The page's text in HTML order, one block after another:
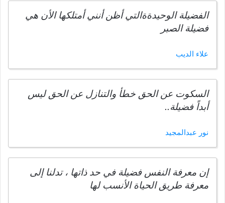
الفضيلة الوحيدةةالتي أظن أنني أمتلكها الأن هي
فضيلة الصبر
علاء الديب
السكوت عن الحق خطأ والتنازل عن الحق ليس
أبداً فضيلة..
نور عبدالمجيد
إن معرفة النفس فضيلة في حد ذاتها ، تدلنا إلى
معرفة طريق الحياة الأنسب لها